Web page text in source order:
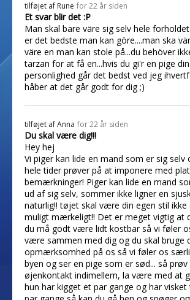
tilføjet af Rune for 22 år siden
Et svar blir det :P
Man skal bare väre sig selv hele
er det bedste man kan göre....man ska
väre en man kan stole på...du behöver
tarzan for at få en...hvis du gi'r en pige
personlighed går det bedst ved jeg
håber at det går godt for dig ;)
tilføjet afAnna for 22 år siden
Du skal være dig!!!
Hey hej
Vi piger kan lide en mand som er sig selv
hele tider prøver på at imponere med
bemærkninger! Piger kan lide en mand
ud af sig selv, sommer ikke ligner en
naturlig!! tøjet skal være din egen stil
muligt mærkeligt!! Det er meget vigtig at
du må godt være lidt kostbar så vi føler
være sammen med dig og du skal bruge
opmærksomhed på os så vi føler os
byen og ser en pige som er sød... så
øjenkontakt indimellem, la være med at
hun har kigget et par gange og har visket